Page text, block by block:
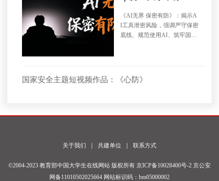
国安主题微视频《A
I无界 保密有防》
《AI无界 保密有防》：揭示A
I工具泄密风险，强调严守保密
底线、规范使用AI、筑牢国家
国家安全主题短视频作品：《心防》
关于我们 ｜ 共建单位 ｜ 联系方式
©2004-2023 教育部中国大学生在线网站 版权所有 京ICP备10028400号-2 京公安
网备11010502025664 网站标识码：bm05000002